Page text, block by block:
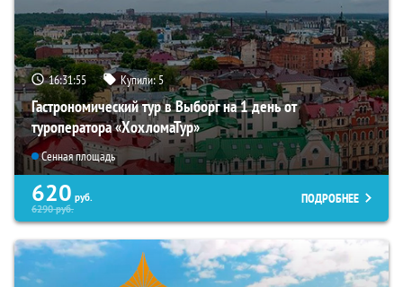
16:31:54 Купили:5
Гастрономический тур в Выборг на 1 день от
туроператора «ХохломаТур»
Сенная площадь
620 руб.
6290руб.
ПОДРОБНЕЕ